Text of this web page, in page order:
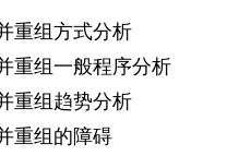
重组方式分析
重组一般程序分析
重组趋势分析
重组的障碍